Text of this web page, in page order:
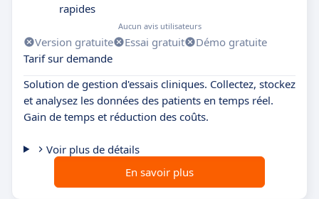
rapides
Aucun avis utilisateurs
Version gratuite Essai gratuit
Démo gratuite
Tarif sur demande
Solution de gestion d'essais cliniques. Collectez, stockez
et analysez les données des patients en temps réel.
Gain de temps et réduction des coûts.
Voir plus de détails
En savoir plus